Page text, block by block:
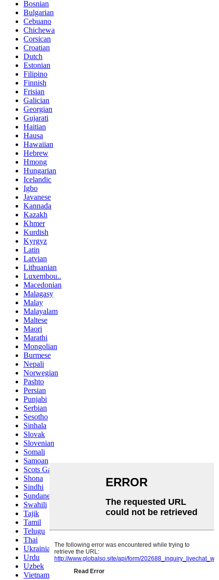
Bosnian
Bulgarian
Cebuano
Chichewa
Corsican
Croatian
Dutch
Estonian
Filipino
Finnish
Frisian
Galician
Georgian
Gujarati
Haitian
Hausa
Hawaiian
Hebrew
Hmong
Hungarian
Icelandic
Igbo
Javanese
Kannada
Kazakh
Khmer
Kurdish
Kyrgyz
Latin
Latvian
Lithuanian
Luxembou..
Macedonian
Malagasy
Malay
Malayalam
Maltese
Maori
Marathi
Mongolian
Burmese
Nepali
Norwegian
Pashto
Persian
Punjabi
Serbian
Sesotho
Sinhala
Slovak
Slovenian
Somali
Samoan
Scots Gaelic
Shona
Sindhi
Sundanese
Swahili
Tajik
Tamil
Telugu
Thai
Ukrainian
Urdu
Uzbek
Vietnamese